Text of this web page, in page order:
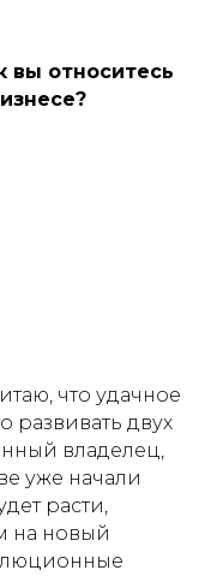
вы относитесь
что удачное
развивать двух
владелец,
уже начали
расти,
на новый